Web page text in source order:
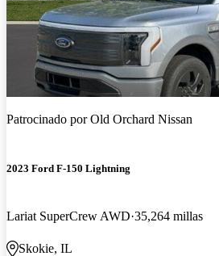
Patrocinado porOld Orchard Nissan
2023 Ford F-150 Lightning
Lariat SuperCrew AWD 35,264 millas
Skokie, IL